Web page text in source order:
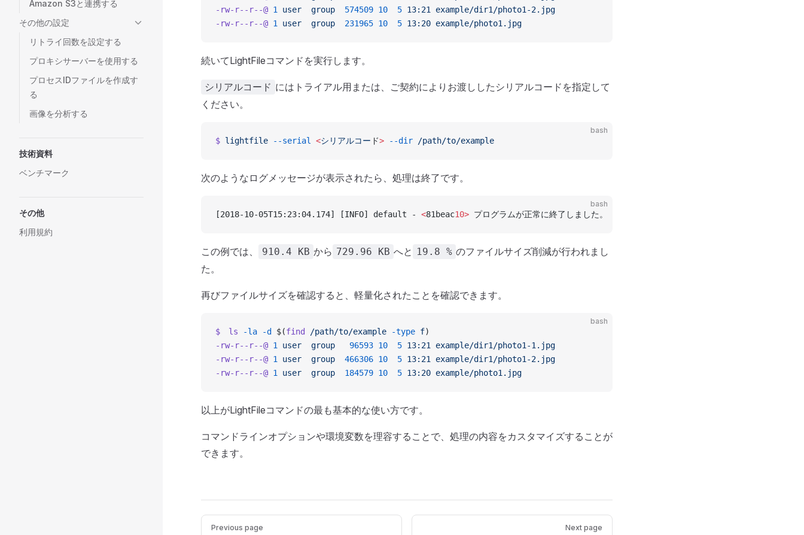
Amazon S3と連携する
その他の設定
リトライ回数を設定する
プロキシサーバーを使用する
プロセスIDファイルを作成す
る
画像を分析する
技術資料
ベンチマーク
その他
利用規約
-rw-r--r--@ 1 user
  group
  574509
10
  5
13:21
example/dir1/photo1-2.jpg
-rw-r--r--@ 1 user
  group
  231965
10
  5
13:20 example/photo1.jpg
続いてLightFileコマンドを実行します。
シリアルコード にはトライアル用または、ご契約によりお渡ししたシリアルコードを指定して
ください。
bash
$ lightfile --serial <シリアルコー ド> --dir /path/to/example
次のようなログメッセージが表示されたら、処理は終了です。
bash
[2018-10-05T15:23:04.174] [INFO] default - <81beac10> プログラムが正常に終了しました。 0h 00m 01s
この例では、 910.4 KB から 729.96 KB へと 19.8 % のファイルサイズ削減が行われまし
た。
再びファイルサイズを確認すると、軽量化されたことを確認できます。
bash
$　ls -la -d $(find /path/to/example -type f)
-rw-r--r--@ 1 user
  group
   96593
10
  5
13:21
example/dir1/photo1-1.jpg
-rw-r--r--@ 1 user
  group
  466306
10
  5
13:21
example/dir1/photo1-2.jpg
-rw-r--r--@ 1 user
  group
  184579
10
  5
13:20 example/photo1.jpg
以上がLightFileコマンドの最も基本的な使い方です。
コマンドラインオプションや環境変数を理容することで、処理の内容をカスタマイズすることが
できます。
Pager
Previous page Next page